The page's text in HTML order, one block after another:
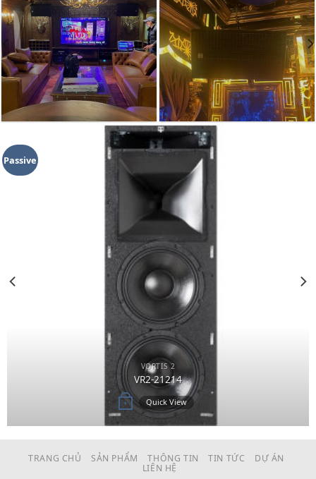
Passive
VORTIS 2
VR2-21214
+ Quick View
TRANG CHỦ SẢN PHẨM THÔNG TIN TIN TỨC
DỰ ÁN
LIÊN HỆ